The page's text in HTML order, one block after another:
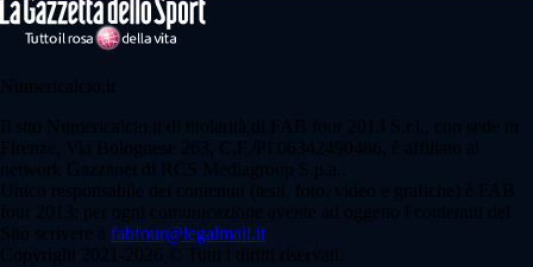
Numericalcio.it
Il sito Numericalcio.it di titolarità di FAB four 2013 S.r.l., con sede in
Firenze, Via Bolognese 263, C.F./PI 06342490486, è affiliato al
network Gazzanet di RCS Mediagroup S.p.a..
Unico responsabile dei contenuti (testi, foto, video e grafiche) è FAB
four 2013; per ogni comunicazione avente ad oggetto i contenuti del
Sito scrivere a fabfour@legalmail.it
Copyright 2021-2026 © Tutti i diritti riservati.